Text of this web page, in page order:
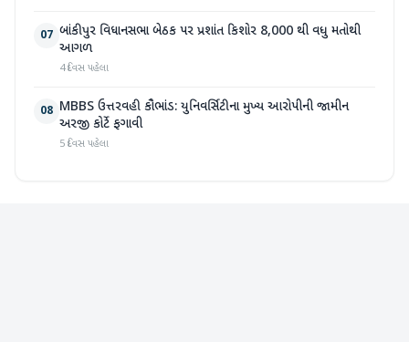
07 બાંકીપુર વિધાનસભા બેઠક પર પ્રશાંત કિશોર 8,000 થી વધુ મતોથી
આગળ
4 દિવસ પહેલા
08 MBBS ઉત્તરવહી કૌભાંડ: યુનિવર્સિટીના મુખ્ય આરોપીની જામીન
અરજી કોર્ટે ફગાવી
5 દિવસ પહેલા